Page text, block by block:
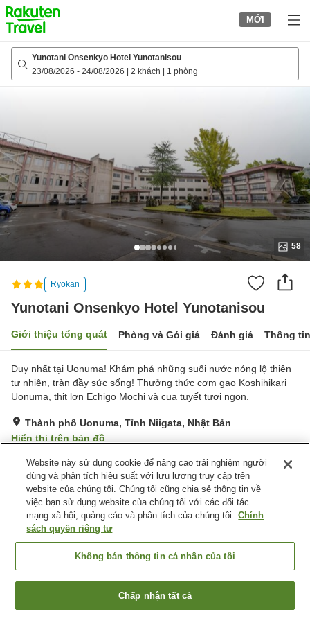
to
top
page
MỚI
Yunotani Onsenkyo Hotel Yunotanisou
23/08/2026 - 24/08/2026 2 khách 1 phòng
58
Ryokan
Yunotani Onsenkyo Hotel Yunotanisou
Giới thiệu tổng quát Phòng và Gói giá Đánh giá Thông
Duy nhất tại Uonuma! Khám phá những suối nước nóng lộ thiên
tự nhiên, tràn đầy sức sống! Thưởng thức cơm gạo Koshihikari
Uonuma, thịt lợn Echigo Mochi và cua tuyết tươi ngon.
Thành phố Uonuma, Tỉnh Niigata, Nhật Bản
Hiển thị trên bản đồ
Tốt Đánh giá:8lượt
Tiện nghi chỗ nghỉ
Wi-Fi
Bãi đỗ xe
Suối nước nóng trong nhà
Trang chủ Nhật Bản Tỉnh Niigata
Thành phố Uonuma
Yunotani Onsenkyo Hotel Yunotanisou
Tìm phòng trống
Website này sử dụng cookie để nâng cao trải nghiệm người
dùng và phân tích hiệu suất với lưu lượng truy cập trên
website của chúng tôi. Chúng tôi cũng chia sẻ thông tin về
việc bạn sử dụng website của chúng tôi với các đối tác
mạng xã hội, quảng cáo và phân tích của chúng tôi. Chính
sách quyền riêng tư
Không bán thông tin cá nhân của tôi
Chấp nhận tất cả